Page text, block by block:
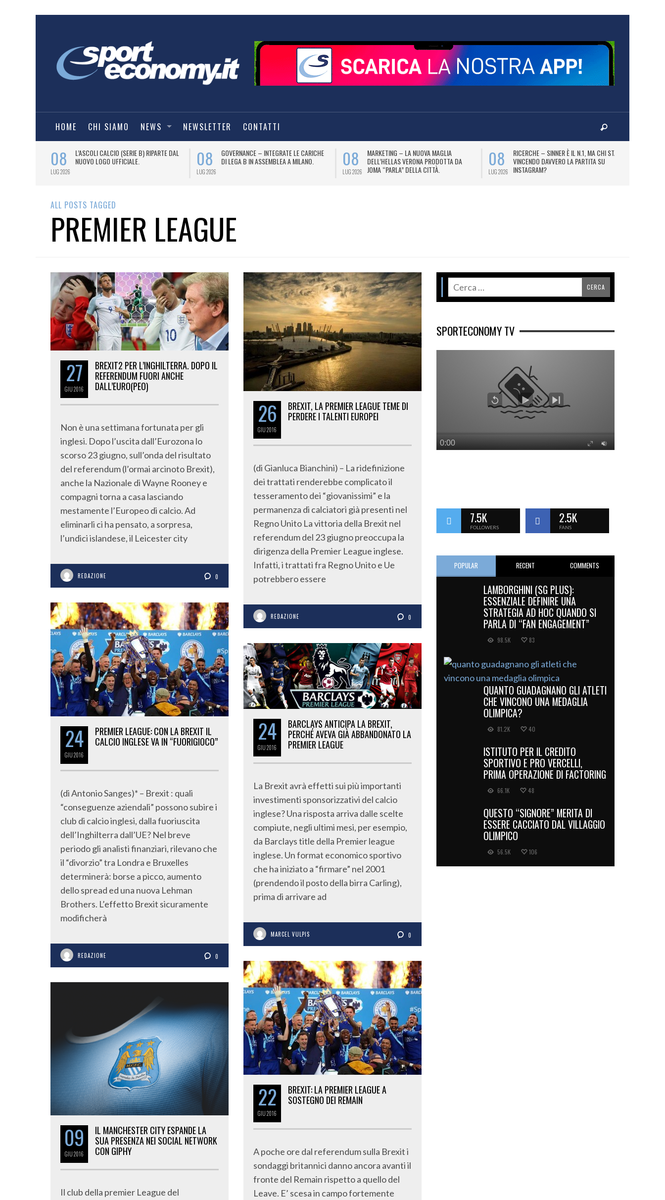
HOME CHI SIAMO NEWS NEWSLETTER CONTATTI
08
LUG 2026
L’ASCOLI CALCIO (SERIE B) RIPARTE DAL
NUOVO LOGO UFFICIALE.
08
LUG 2026
GOVERNANCE – INTEGRATE LE CARICHE
DI LEGA B IN ASSEMBLEA A MILANO.
08
LUG 2026
MARKETING – LA NUOVA MAGLIA
DELL’HELLAS VERONA PRODOTTA DA
JOMA “PARLA” DELLA CITTÀ.
08
LUG 2026
RICERCHE – SINNER È IL N.1, MA CHI STA
VINCENDO DAVVERO LA PARTITA SU
INSTAGRAM?
ALL POSTS TAGGED
PREMIER LEAGUE
27
GIU2016
BREXIT2 PER L’INGHILTERRA. DOPO IL
REFERENDUM FUORI ANCHE
DALL’EURO(PEO)
Non è una settimana fortunata per gli
inglesi. Dopo l’uscita dall’Eurozona lo
scorso 23 giugno, sull’onda del risultato
del referendum (l’ormai arcinoto Brexit),
anche la Nazionale di Wayne Rooney e
compagni torna a casa lasciando
mestamente l’Europeo di calcio. Ad
eliminarli ci ha pensato, a sorpresa,
l’undici islandese, il Leicester city
REDAZIONE 0
26
GIU2016
BREXIT, LA PREMIER LEAGUE TEME DI
PERDERE I TALENTI EUROPEI
(di Gianluca Bianchini) – La ridefinizione
dei trattati renderebbe complicato il
tesseramento dei “giovanissimi” e la
permanenza di calciatori già presenti nel
Regno Unito La vittoria della Brexit nel
referendum del 23 giugno preoccupa la
dirigenza della Premier League inglese.
Infatti, i trattati fra Regno Unito e Ue
potrebbero essere
REDAZIONE 0
24
GIU2016
PREMIER LEAGUE: CON LA BREXIT IL
CALCIO INGLESE VA IN “FUORIGIOCO”
(di Antonio Sanges)* – Brexit : quali
“conseguenze aziendali” possono subire i
club di calcio inglesi, dalla fuoriuscita
dell’Inghilterra dall’UE? Nel breve
periodo gli analisti finanziari, rilevano che
il “divorzio” tra Londra e Bruxelles
determinerà: borse a picco, aumento
dello spread ed una nuova Lehman
Brothers. L’effetto Brexit sicuramente
modificherà
REDAZIONE 0
24
GIU2016
BARCLAYS ANTICIPA LA BREXIT,
PERCHÉ AVEVA GIÀ ABBANDONATO LA
PREMIER LEAGUE
La Brexit avrà effetti sui più importanti
investimenti sponsorizzativi del calcio
inglese? Una risposta arriva dalle scelte
compiute, negli ultimi mesi, per esempio,
da Barclays title della Premier league
inglese. Un format economico sportivo
che ha iniziato a “firmare” nel 2001
(prendendo il posto della birra Carling),
prima di arrivare ad
MARCEL VULPIS 0
22
GIU2016
BREXIT: LA PREMIER LEAGUE A
SOSTEGNO DEI REMAIN
A poche ore dal referendum sulla Brexit i
sondaggi britannici danno ancora avanti il
fronte del Remain rispetto a quello del
Leave. E’ scesa in campo fortemente
09
GIU2016
IL MANCHESTER CITY ESPANDE LA
SUA PRESENZA NEI SOCIAL NETWORK
CON GIPHY
Il club della premier League del
SPORTECONOMY TV
7.5K
FOLLOWERS
2.5K
FANS
POPULAR RECENT COMMENTS
LAMBORGHINI (SG PLUS):
ESSENZIALE DEFINIRE UNA
STRATEGIA AD HOC QUANDO SI
PARLA DI “FAN ENGAGEMENT”
98.5K 83
QUANTO GUADAGNANO GLI ATLETI
CHE VINCONO UNA MEDAGLIA
OLIMPICA?
81.2K 40
ISTITUTO PER IL CREDITO
SPORTIVO E PRO VERCELLI,
PRIMA OPERAZIONE DI FACTORING
66.1K 48
QUESTO “SIGNORE” MERITA DI
ESSERE CACCIATO DAL VILLAGGIO
OLIMPICO
56.5K 106